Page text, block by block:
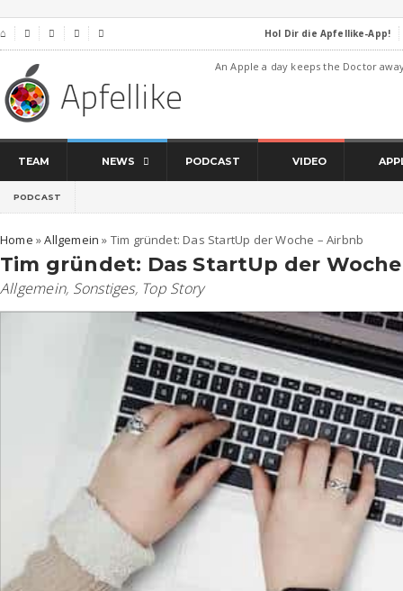
⌂     Hol Dir die Apfellike-App!
An Apple a day keeps the Doctor
TEAM NEWS PODCAST VIDEO
PODCAST
Home »Allgemein » Tim gründet: Das StartUp der Woche – Airbnb
Tim gründet: Das StartUp der
Allgemein, Sonstiges, Top Story